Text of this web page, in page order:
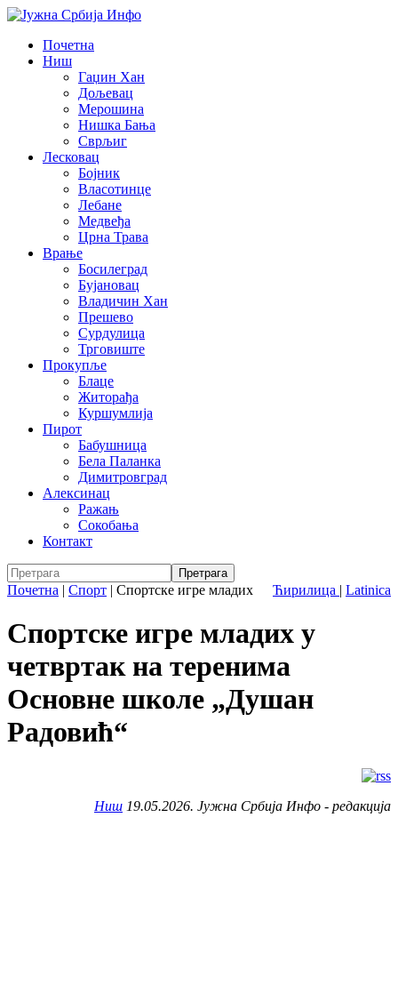
Почетна
Ниш
Гаџин Хан
Дољевац
Мерошина
Нишка Бања
Сврљиг
Лесковац
Бојник
Власотинце
Лебане
Медвеђа
Црна Трава
Врање
Босилеград
Бујановац
Владичин Хан
Прешево
Сурдулица
Трговиште
Прокупље
Блаце
Житорађа
Куршумлија
Пирот
Бабушница
Бела Паланка
Димитровград
Алексинац
Ражањ
Сокобања
Контакт
Ћирилица | Latinica
Почетна | Спорт | Спортске игре младих
Спортске игре младих у
четвртак на теренима
Основне школе „Душан
Радовић“
Ниш 19.05.2026. Јужна Србија Инфо - редакција